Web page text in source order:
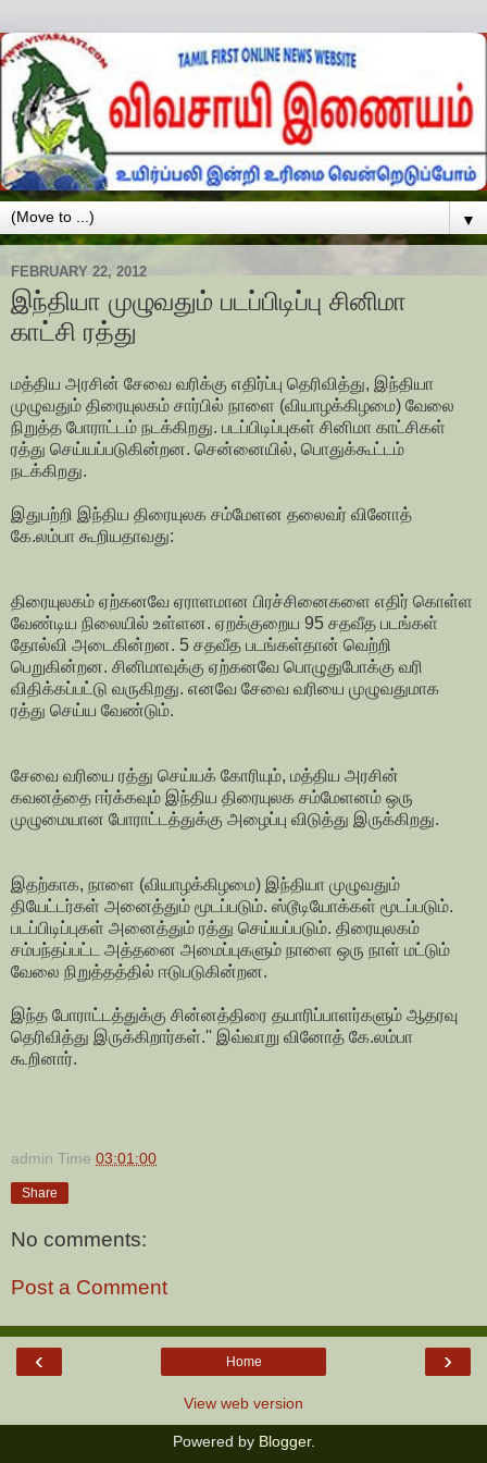
▼
FEBRUARY 22, 2012
இந்தியா முழுவதும் படப்பிடிப்பு சினிமா
காட்சி ரத்து
மத்திய அரசின் சேவை வரிக்கு எதிர்ப்பு தெரிவித்து, இந்தியா
முழுவதும் திரையுலகம் சார்பில் நாளை (வியாழக்கிழமை) வேலை
நிறுத்த போராட்டம் நடக்கிறது. படப்பிடிப்புகள் சினிமா காட்சிகள்
ரத்து செய்யப்படுகின்றன. சென்னையில், பொதுக்கூட்டம்
நடக்கிறது.
இதுபற்றி இந்திய திரையுலக சம்மேளன தலைவர் வினோத்
கே.லம்பா கூறியதாவது:
திரையுலகம் ஏற்கனவே ஏராளமான பிரச்சினைகளை எதிர் கொள்ள
வேண்டிய நிலையில் உள்ளன. ஏறக்குறைய 95 சதவீத படங்கள்
தோல்வி அடைகின்றன. 5 சதவீத படங்கள்தான் வெற்றி
பெறுகின்றன. சினிமாவுக்கு ஏற்கனவே பொழுதுபோக்கு வரி
விதிக்கப்பட்டு வருகிறது. எனவே சேவை வரியை முழுவதுமாக
ரத்து செய்ய வேண்டும்.
சேவை வரியை ரத்து செய்யக் கோரியும், மத்திய அரசின்
கவனத்தை ஈர்க்கவும் இந்திய திரையுலக சம்மேளனம் ஒரு
முழுமையான போராட்டத்துக்கு அழைப்பு விடுத்து இருக்கிறது.
இதற்காக, நாளை (வியாழக்கிழமை) இந்தியா முழுவதும்
தியேட்டர்கள் அனைத்தும் மூடப்படும். ஸ்டூடியோக்கள் மூடப்படும்.
படப்பிடிப்புகள் அனைத்தும் ரத்து செய்யப்படும். திரையுலகம்
சம்பந்தப்பட்ட அத்தனை அமைப்புகளும் நாளை ஒரு நாள் மட்டும்
வேலை நிறுத்தத்தில் ஈடுபடுகின்றன.
இந்த போராட்டத்துக்கு சின்னத்திரை தயாரிப்பாளர்களும் ஆதரவு
தெரிவித்து இருக்கிறார்கள்.'' இவ்வாறு வினோத் கே.லம்பா
கூறினார்.
admin Time 03:01:00
Share
No comments:
Post a Comment
‹ ›
Home
View web version
Powered by Blogger.